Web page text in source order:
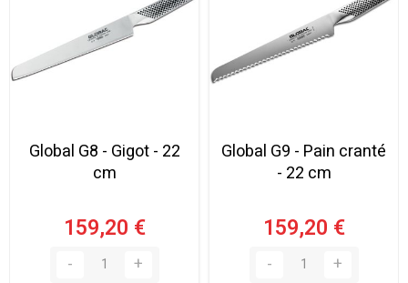
Global G8 - Gigot - 22
cm
159,20 €
Global G9 - Pain cranté
- 22 cm
159,20 €